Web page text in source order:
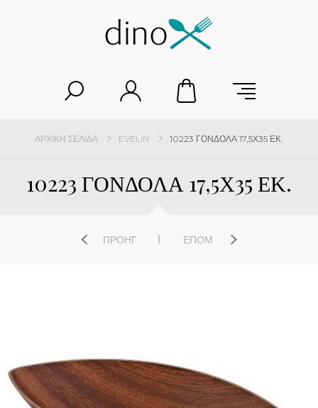
ΑΡΧΙΚΉ ΣΕΛΊΔΑ EVELIN 10223 ΓΟΝΔΟΛΑ 17,5Χ35 ΕΚ.
10223 ΓΟΝΔΟΛΑ 17,5Χ35 ΕΚ.
ΠΡΟΗΓ ΕΠΌΜ